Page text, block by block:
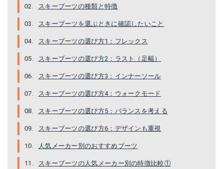
スキーブーツの種類と特徴
スキーブーツを選ぶときに確認したいこと
スキーブーツの選び方1：フレックス
スキーブーツの選び方2：ラスト（足幅）
スキーブーツの選び方3：インナーソール
スキーブーツの選び方4：ウォークモード
スキーブーツの選び方5：バランスを考える
スキーブーツの選び方6：デザインも重視
人気メーカー別のおすすめブーツ
スキーブーツの人気メーカー別の特徴比較①
【18-19 NEWモデル】SALOMON〔サロモン スキーブーツ〕＜2019＞X PRO 100【送料無料】
Amazonで詳細を見る
楽天で詳細を見る